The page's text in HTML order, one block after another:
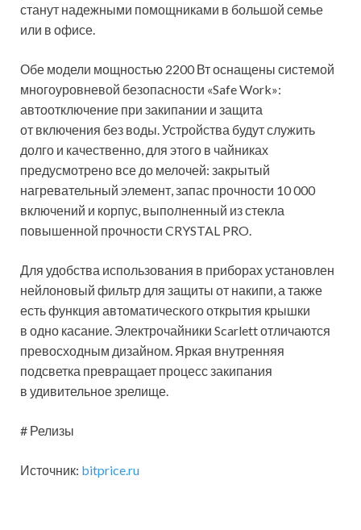
станут надежными помощниками в большой семье
или в офисе.
Обе модели мощностью 2200 Вт оснащены системой
многоуровневой безопасности «Safe Work»:
автоотключение при закипании и защита
от включения без воды. Устройства будут служить
долго и качественно, для этого в чайниках
предусмотрено все до мелочей: закрытый
нагревательный элемент, запас прочности 10 000
включений и корпус, выполненный из стекла
повышенной прочности CRYSTAL PRO.
Для удобства использования в приборах установлен
нейлоновый фильтр для защиты от накипи, а также
есть функция автоматического открытия крышки
в одно касание. Электрочайники Scarlett отличаются
превосходным дизайном. Яркая внутренняя
подсветка превращает процесс закипания
в удивительное зрелище.
# Релизы
Источник: bitprice.ru